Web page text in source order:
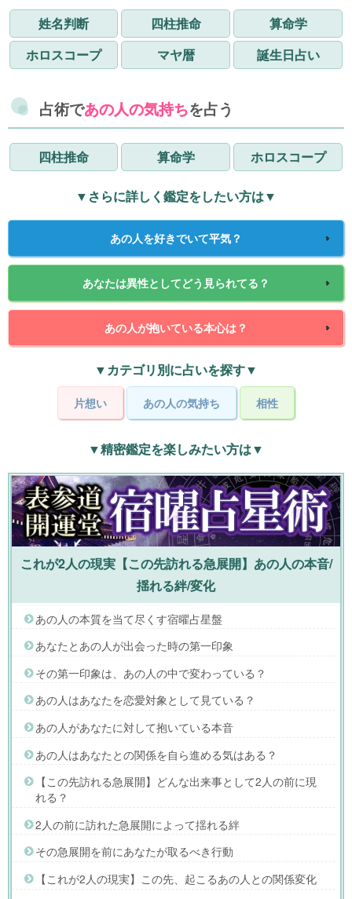
姓名判断 四柱推命
算命学
ホロスコープ
マヤ暦 誕生日占い
占術であの人の気持ちを占う
四柱推命 算命学 ホロスコープ
▼さらに詳しく鑑定をしたい方は▼
あの人を好きでいて平気？
あなたは異性としてどう見られてる？
あの人が抱いている本心は？
▼カテゴリ別に占いを探す▼
片想い あの人の気持ち 相性
▼精密鑑定を楽しみたい方は▼
これが2人の現実【この先訪れる急展開】あの人の本音/
揺れる絆/変化
あの人の本質を当て尽くす宿曜占星盤
あなたとあの人が出会った時の第一印象
その第一印象は、あの人の中で変わっている？
あの人はあなたを恋愛対象として見ている？
あの人があなたに対して抱いている本音
あの人はあなたとの関係を自ら進める気はある？
【この先訪れる急展開】どんな出来事として2人の前に現
れる？
2人の前に訪れた急展開によって揺れる絆
その急展開を前にあなたが取るべき行動
【これが2人の現実】この先、起こるあの人との関係変化